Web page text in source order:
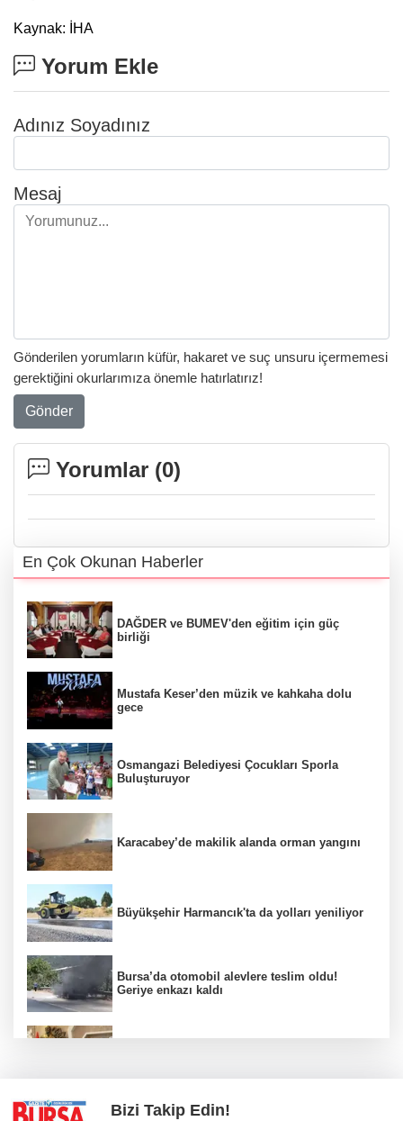
Kaynak: İHA
Yorum Ekle
Adınız Soyadınız
Mesaj
Gönderilen yorumların küfür, hakaret ve suç unsuru içermemesi
gerektiğini okurlarımıza önemle hatırlatırız!
Gönder
Yorumlar (0)
En Çok Okunan Haberler
DAĞDER ve BUMEV'den eğitim için güç
birliği
Mustafa Keser’den müzik ve kahkaha dolu
gece
Osmangazi Belediyesi Çocukları Sporla
Buluşturuyor
Karacabey’de makilik alanda orman yangını
Büyükşehir Harmancık'ta da yolları yeniliyor
Bursa’da otomobil alevlere teslim oldu!
Geriye enkazı kaldı
Bizi Takip Edin!